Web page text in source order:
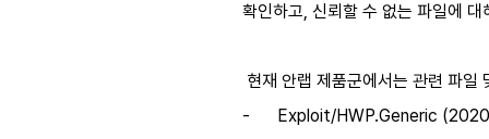
확인하고, 신뢰할 수 없는 파일에
현재 안랩 제품군에서는 관련 파일
-
Exploit/HWP.Generic